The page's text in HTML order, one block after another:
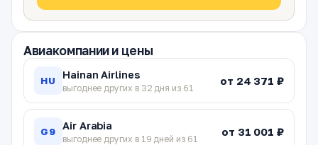
Авиакомпании и цены
HU Hainan Airlines
выгоднее других в 32 дня из 61
от 24 371 ₽
G9 Air Arabia
выгоднее других в 19 дней из 61
от 31 001 ₽